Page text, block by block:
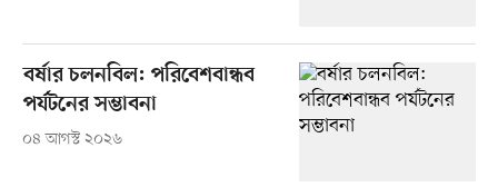
বর্ষার চলনবিল: পরিবেশবান্ধব
পর্যটনের সম্ভাবনা
০৪ আগস্ট ২০২৬